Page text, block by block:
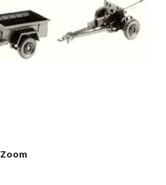
Zoom